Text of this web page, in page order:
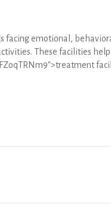
facing emotional,
These facilities help